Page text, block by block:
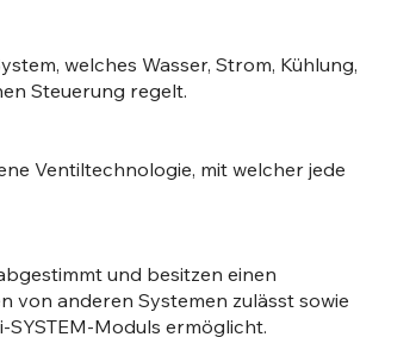
welches Wasser, Strom, Kühlung,
Steuerung regelt.
Ventiltechnologie, mit welcher jede
und besitzen einen
von anderen Systemen zulässt sowie
Moduls ermöglicht.